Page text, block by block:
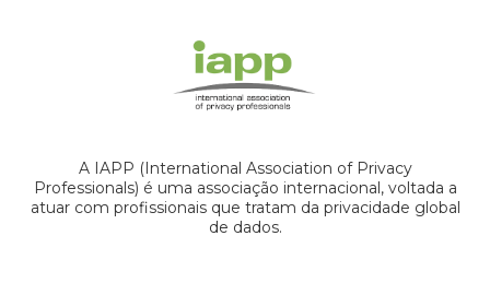
A IAPP (International Association of Privacy
Professionals) é uma associação internacional, voltada a
atuar com profissionais que tratam da privacidade global
de dados.